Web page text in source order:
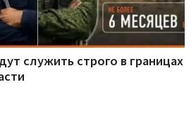
служить строго в границах